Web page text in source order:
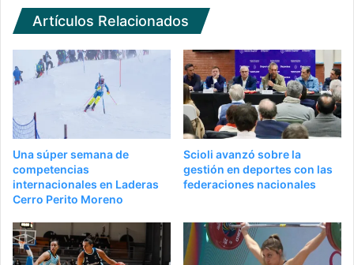
Artículos Relacionados
Una súper semana de
competencias
internacionales en Laderas
Cerro Perito Moreno
Scioli avanzó sobre la
gestión en deportes con las
federaciones nacionales